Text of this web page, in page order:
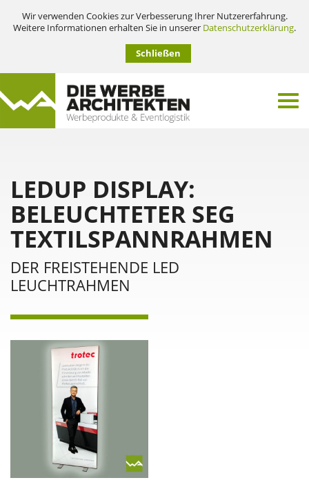
Wir verwenden Cookies zur Verbesserung Ihrer Nutzererfahrung.
Weitere Informationen erhalten Sie in unserer Datenschutzerklärung.
Schließen
LEDUP DISPLAY:
BELEUCHTETER SEG
TEXTILSPANNRAHMEN
DER FREISTEHENDE LED
LEUCHTRAHMEN